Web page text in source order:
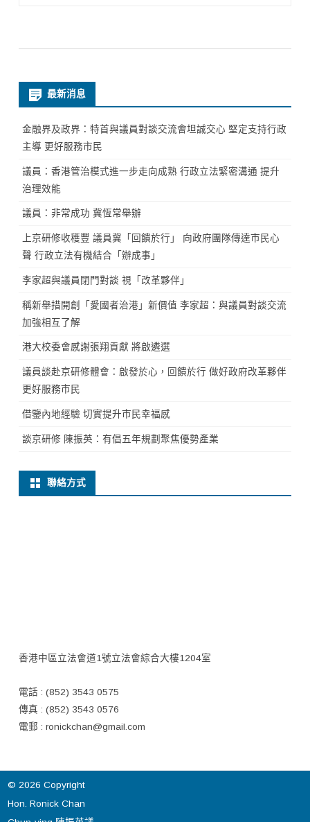
最新消息
金融界及政界：特首與議員對談交流會坦誠交心 堅定支持行政
主導 更好服務市民
議員：香港管治模式進一步走向成熟 行政立法緊密溝通 提升
治理效能
議員：非常成功 冀恆常舉辦
上京研修收穫豐 議員冀「回饋於行」 向政府團隊傳達市民心
聲 行政立法有機結合「辦成事」
李家超與議員閉門對談 視「改革夥伴」
稱新舉措開創「愛國者治港」新價值 李家超：與議員對談交流
加強相互了解
港大校委會感謝張翔貢獻 將啟遴選
議員談赴京研修體會：啟發於心，回饋於行 做好政府改革夥伴
更好服務市民
借鑒內地經驗 切實提升市民幸福感
談京研修 陳振英：有倡五年規劃聚焦優勢產業
聯絡方式
香港中區立法會道1號立法會綜合大樓1204室
電話 : (852) 3543 0575
傳真 : (852) 3543 0576
電郵 :ronickchan@gmail.com
© 2026 Copyright
Hon. Ronick Chan